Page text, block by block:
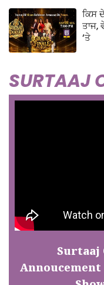
ਕਿਸ
ਤਾਜ,
‘ਤੇ
SURTAAJ
Surtaaj